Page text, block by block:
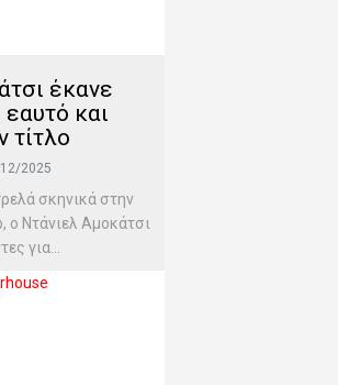
έκανε
και
τίτλο
2025
σκηνικά στην
ο Ντάνιελ Αμοκάτσι
για...